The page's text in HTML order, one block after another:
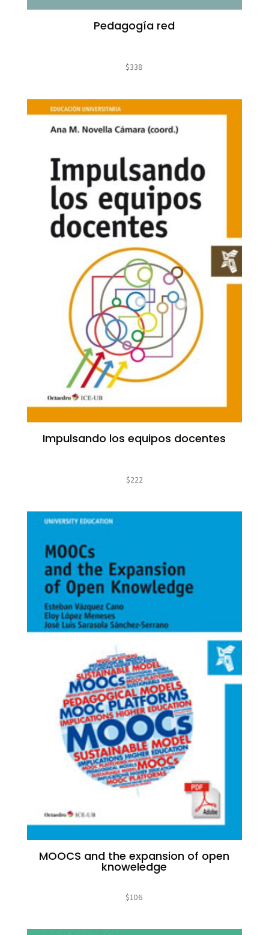
Pedagogía red
$338
Impulsando los equipos docentes
$222
MOOCS and the expansion of open
knoweledge
$106